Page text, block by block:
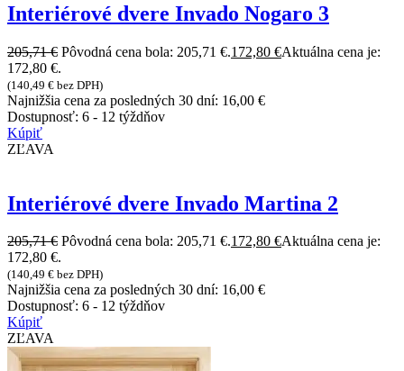
Interiérové dvere Invado Nogaro 3
205,71€ Pôvodná cena bola: 205,71 €.172,80 €Aktuálna cena je:
172,80 €.
(140,49 € bez DPH)
Najnižšia cena za posledných 30 dní: 16,00 €
Dostupnosť: 6 - 12 týždňov
Kúpiť
ZĽAVA
Interiérové dvere Invado Martina 2
205,71€ Pôvodná cena bola: 205,71 €.172,80 €Aktuálna cena je:
172,80 €.
(140,49 € bez DPH)
Najnižšia cena za posledných 30 dní: 16,00 €
Dostupnosť: 6 - 12 týždňov
Kúpiť
ZĽAVA